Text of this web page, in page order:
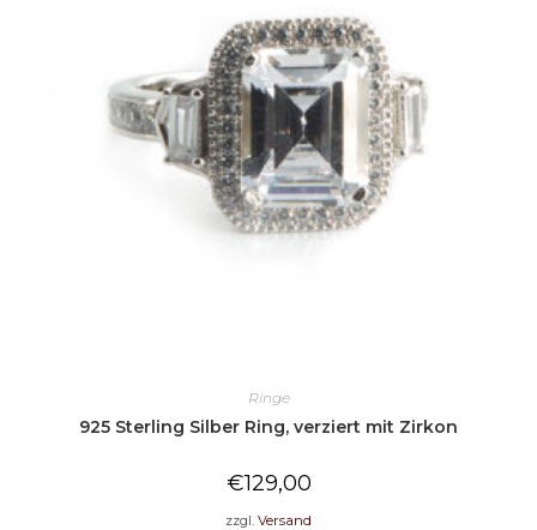
Ringe
925 Sterling Silber Ring, verziert mit Zirkon
€129,00
zzgl. Versand